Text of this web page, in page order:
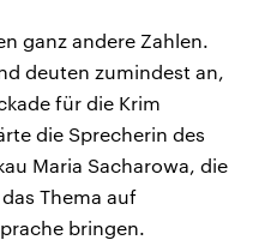
ganz andere Zahlen.
deuten zumindest an,
für die Krim
die Sprecherin des
Maria Sacharowa, die
Thema auf
bringen.